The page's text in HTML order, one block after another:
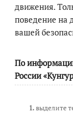
движения.
поведение на
вашей
По
России
1.выделите